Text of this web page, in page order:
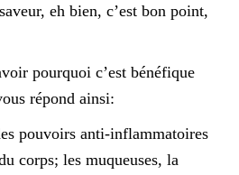
eh bien, c’est bon point,
pourquoi c’est bénéfique
répond ainsi:
pouvoirs anti-inflammatoires
corps; les muqueuses, la